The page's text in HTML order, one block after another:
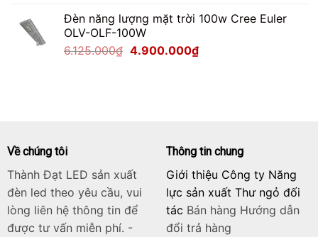
là:
2.125.000₫.
tại
1.700.000₫.
Đèn năng lượng mặt trời 100w Cree Euler
OLV-OLF-100W
6.125.000₫ Giá
4.900.000₫Giá
Về chúng tôi
Thành Đạt LED sản xuất
đèn led theo yêu cầu, vui
lòng liên hệ thông tin để
được tư vấn miễn phí. -
Thông tin chung
Giới thiệu Công ty Năng
lực sản xuất Thư ngỏ đối
tác Bán hàng Hướng dẫn
đổi trả hàng